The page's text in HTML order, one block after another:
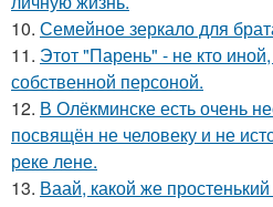
10. Семейное зеркало для
11. Этот "Парень" - не кто
собственной персоной.
12. В Олёкминске есть очень
посвящён не человеку и не
реке лене.
13. Ваай, какой же